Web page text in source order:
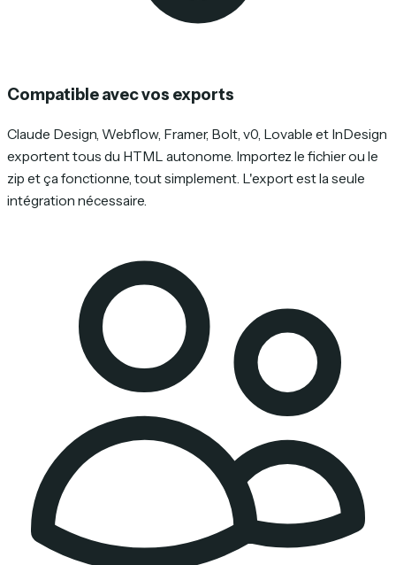
Compatible avec vos exports
Claude Design, Webflow, Framer, Bolt, v0, Lovable et InDesign
exportent tous du HTML autonome. Importez le fichier ou le
zip et ça fonctionne, tout simplement. L'export est la seule
intégration nécessaire.